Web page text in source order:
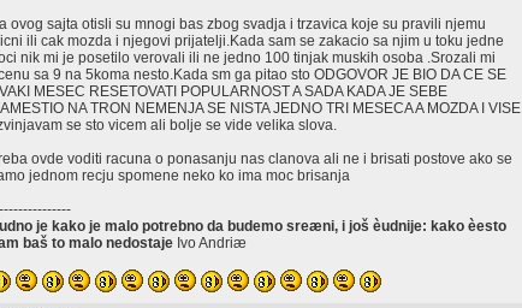
ovog sajta otisli su mnogi bas zbog svadja i trzavica koje su pravili njemu
ili cak mozda i njegovi prijatelji.Kada sam se zakacio sa njim u toku jedne
nik mi je posetilo verovali ili ne jedno 100 tinjak muskih osoba .Srozali mi
sa 9 na 5koma nesto.Kada sm ga pitao sto ODGOVOR JE BIO DA CE SE
MESEC RESETOVATI POPULARNOST A SADA KADA JE SEBE
NA TRON NEMENJA SE NISTA JEDNO TRI MESECA A MOZDA I VISE
se sto vicem ali bolje se vide velika slova.
ovde voditi racuna o ponasanju nas clanova ali ne i brisati postove ako se
jednom recju spomene neko ko ima moc brisanja
je kako je malo potrebno da budemo sreæni, i još èudnije: kako èesto
baš to malo nedostaje Ivo Andriæ